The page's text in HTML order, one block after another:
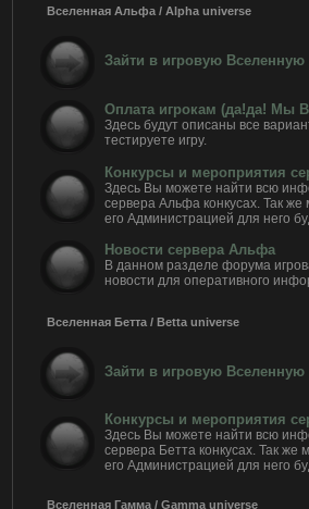
Вселенная Альфа / Alpha universe
Зайти в игровую
Оплата игрокам (да!да! Мы
Здесь будут описаны все
тестируете игру.
Конкурсы и мероприятия
Здесь Вы можете найти всю
сервера Альфа конкусах. Так же
его Администрацией для него
Новости сервера Альфа
В данном разделе форума
новости для оперативного
Вселенная Бетта / Betta universe
Зайти в игровую Вселенную
Конкурсы и мероприятия
Здесь Вы можете найти всю
сервера Бетта конкусах. Так же
его Администрацией для него
Вселенная Гамма / Gamma universe